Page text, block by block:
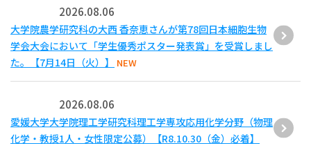
2026.08.06
大学院農学研究科の大西 香奈恵さんが第78回日本細胞生物
学会大会において「学生優秀ポスター発表賞」を受賞しまし
た。【7月14日（火）】
NEW
2026.08.06
愛媛大学大学院理工学研究科理工学専攻応用化学分野（物理
化学・教授1人・女性限定公募）【R8.10.30（金）必着】